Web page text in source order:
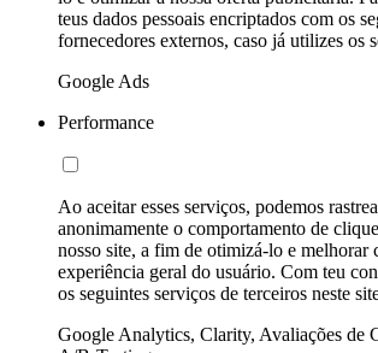
teus dados pessoais encriptados com os
fornecedores externos, caso já utilizes os
Google Ads
Performance
Ao aceitar esses serviços, podemos
anonimamente o comportamento de
nosso site, a fim de otimizá-lo e melhorar
experiência geral do usuário. Com teu
os seguintes serviços de terceiros neste
Google Analytics, Clarity, Avaliações de